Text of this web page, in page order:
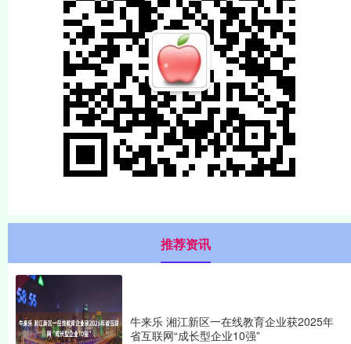
推荐资讯
牛来乐 湘江新区一在线教育企业获2025年
省互联网“成长型企业10强”